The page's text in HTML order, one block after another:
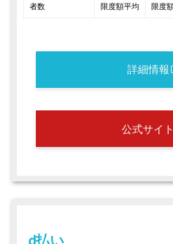
者数
限度額平均
限度
詳細情報
公式サイト
d払い